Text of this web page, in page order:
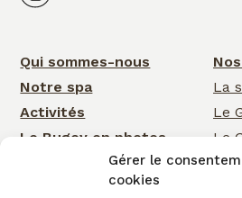
Gérer le
cookies
Qui sommes-nous
Notre spa
Activités
Le Bugey en photos
Nos services
Événementiel
La
Le
Le
Le